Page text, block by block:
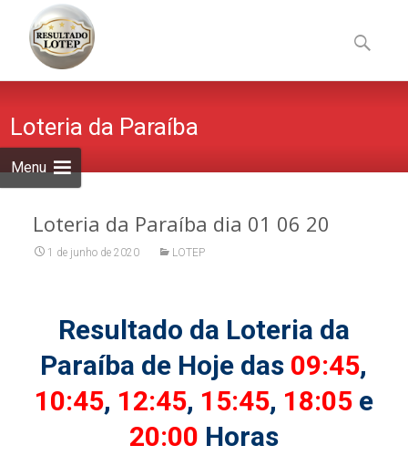
Menu
to
content
por:
Loteria da Paraíba
Loteria da Paraíba dia 01 06 20
1 de junho de 2020 LOTEP
Resultado da Loteria da
Paraíba de Hoje das 09:45,
10:45, 12:45, 15:45, 18:05 e
20:00 Horas